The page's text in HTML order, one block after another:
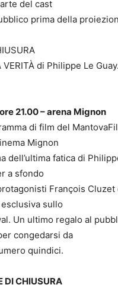
del cast
prima della
VERITÀ di Philippe Le
21.00 – arena Mignon
di film del
Mignon
dell’ultima fatica di
a sfondo
François Cluzet
sullo
Un ultimo regalo al
congedarsi da
quindici.
DI CHIUSURA